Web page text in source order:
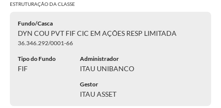
ESTRUTURAÇÃO DACLASSE
Fundo/Casca
DYN COU PVT FIF CIC EM AÇÕES RESP LIMITADA
36.346.292/0001-66
Tipo do Fundo
FIF
Administrador
ITAU UNIBANCO
Gestor
ITAU ASSET